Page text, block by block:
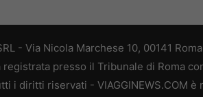
- Via Nicola Marchese 10, 00141
presso il Tribunale di Roma
i diritti riservati - VIAGGINEWS.COM è